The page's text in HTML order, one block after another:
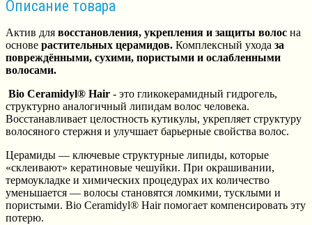
Описание товара
Актив для восстановления, укрепления и защиты волос на
основе растительных церамидов. Комплексный ухода за
повреждёнными, сухими, пористыми и ослабленными
волосами.
Bio Ceramidyl® Hair - это гликокерамидный гидрогель,
структурно аналогичный липидам волос человека.
Восстанавливает целостность кутикулы, укрепляет структуру
волосяного стержня и улучшает барьерные свойства волос.
Церамиды — ключевые структурные липиды, которые
«склеивают» кератиновые чешуйки. При окрашивании,
термоукладке и химических процедурах их количество
уменьшается — волосы становятся ломкими, тусклыми и
пористыми. Bio Ceramidyl® Hair помогает компенсировать эту
потерю.